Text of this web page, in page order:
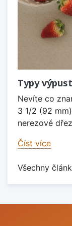
Typy
Nevíte co
3 1/2 (92
nerezové
Číst více
Všechny